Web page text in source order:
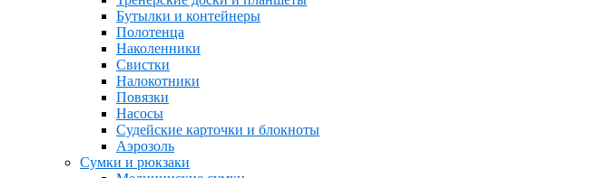
Бутылки и контейнеры
Полотенца
Наколенники
Свистки
Налокотники
Повязки
Насосы
Судейские карточки и блокноты
Аэрозоль
Сумки и рюкзаки